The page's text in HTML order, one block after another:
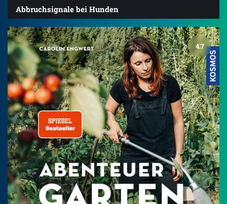
Abbruchsignale bei Hunden
4.7